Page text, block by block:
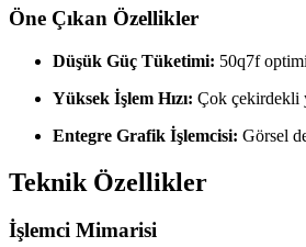
Öne Çıkan Özellikler
Düşük Güç Tüketimi: 50q7f
Yüksek İşlem Hızı: Çok çekirdekli
Entegre Grafik İşlemcisi: Görsel
Teknik Özellikler
İşlemci Mimarisi